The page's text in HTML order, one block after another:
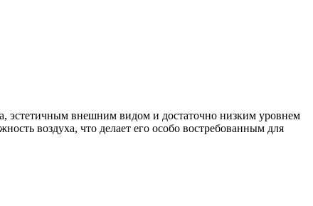
эстетичным внешним видом и достаточно низким уровнем
воздуха, что делает его особо востребованным для